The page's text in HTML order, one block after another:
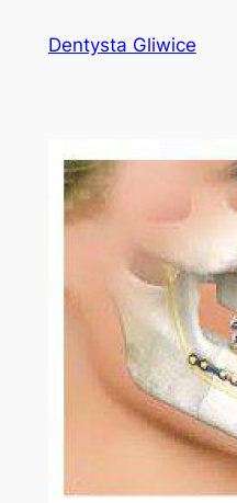
Dentysta Gliwice